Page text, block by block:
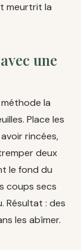
meurtrit la
une
méthode la
Place les
rincées,
deux
le fond du
coups secs
Résultat : des
les abîmer.